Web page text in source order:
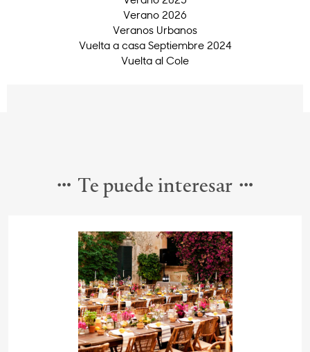
Verano 2026
Veranos Urbanos
Vuelta a casa Septiembre 2024
Vuelta al Cole
Te puede interesar